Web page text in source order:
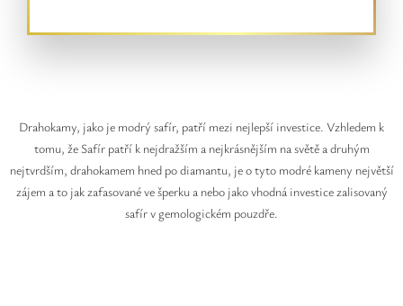
Drahokamy, jako je modrý safír, patří mezi nejlepší investice. Vzhledem k
tomu, že Safír patří k nejdražším a nejkrásnějším na světě a druhým
nejtvrdším, drahokamem hned po diamantu, je o tyto modré kameny největší
zájem a to jak zafasované ve šperku a nebo jako vhodná investice zalisovaný
safír v gemologickém pouzdře.